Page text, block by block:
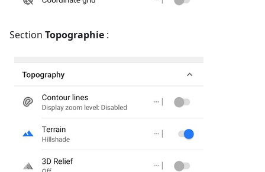
Section Topographie :